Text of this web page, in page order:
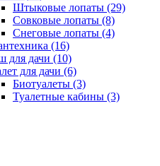
Штыковые лопаты (29)
Совковые лопаты (8)
Снеговые лопаты (4)
(16)
для дачи (10)
для дачи (6)
Биотуалеты (3)
Туалетные кабины (3)